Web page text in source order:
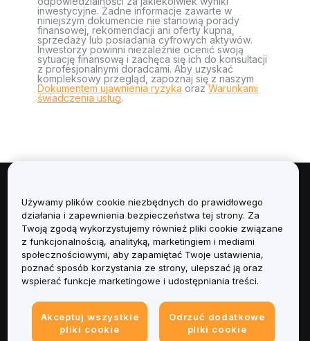
inwestycyjne. Żadne informacje zawarte w
niniejszym dokumencie nie stanowią porady
finansowej, rekomendacji ani oferty kupna,
sprzedaży lub posiadania cyfrowych aktywów.
Inwestorzy powinni niezależnie ocenić swoją
sytuację finansową i zachęca się ich do konsultacji
z profesjonalnymi doradcami. Aby uzyskać
kompleksowy przegląd, zapoznaj się z naszym
Dokumentem ujawnienia ryzyka orazWarunkami
świadczenia usług.
Informacje
Usługi
Obsługa Klienta
Informacje prawne
Używamy plików cookie niezbędnych do prawidłowego
działania i zapewnienia bezpieczeństwa tej strony. Za
Twoją zgodą wykorzystujemy również pliki cookie związane
z funkcjonalnością, analityką, marketingiem i mediami
społecznościowymi, aby zapamiętać Twoje ustawienia,
poznać sposób korzystania ze strony, ulepszać ją oraz
wspierać funkcje marketingowe i udostępniania treści.
Akceptuj wszystkie
pliki cookie
Odrzuć dodatkowe
pliki cookie